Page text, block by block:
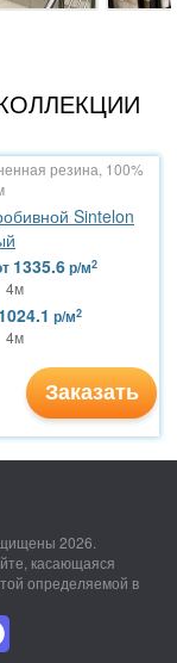
резина, 100%
Sintelon
1335.6р/м2
4м
1024.1 р/м2
4м
Заказать
2026.
касающаяся
определяемой в